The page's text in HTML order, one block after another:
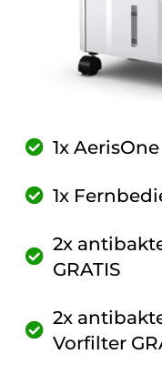
1x AerisOne
1x
2x
GRATIS
2x
Vorfilter